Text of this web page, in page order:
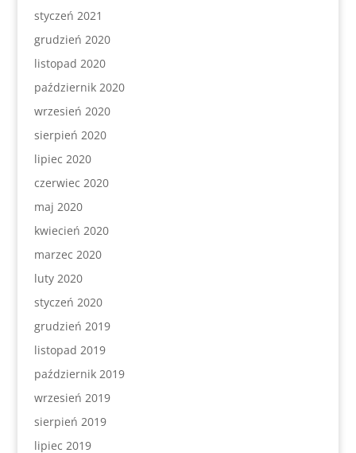
styczeń 2021
grudzień 2020
listopad 2020
październik 2020
wrzesień 2020
sierpień 2020
lipiec 2020
czerwiec 2020
maj 2020
kwiecień 2020
marzec 2020
luty 2020
styczeń 2020
grudzień 2019
listopad 2019
październik 2019
wrzesień 2019
sierpień 2019
lipiec 2019